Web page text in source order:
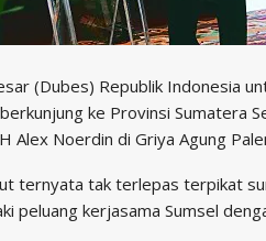
(Dubes) Republik Indonesia
ke Provinsi Sumatera
Alex Noerdin di Griya Agung
ternyata tak terlepas terpikat
peluang kerjasama Sumsel